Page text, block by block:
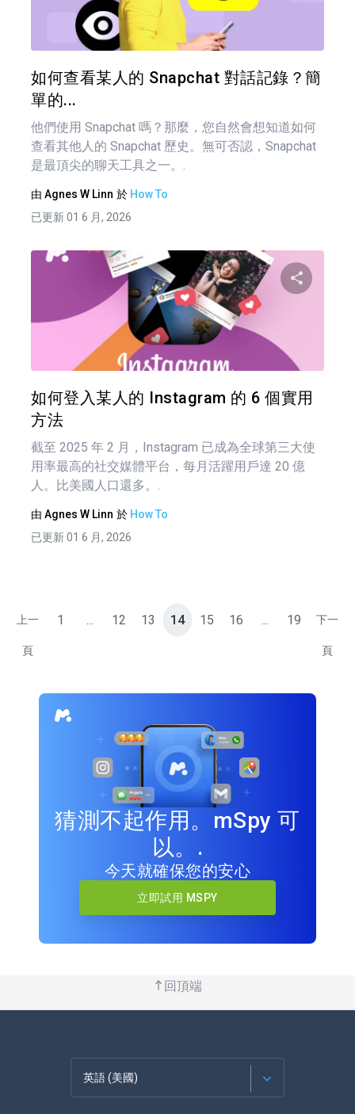
如何查看某人的 Snapchat 對話記錄？簡
單的...
他們使用 Snapchat 嗎？那麼，您自然會想知道如何
查看其他人的 Snapchat 歷史。無可否認，Snapchat
是最頂尖的聊天工具之一。.
由 Agnes W Linn 於 How To
已更新 01 6 月, 2026
如何登入某人的 Instagram 的 6 個實用
方法
截至 2025 年 2 月，Instagram 已成為全球第三大使
用率最高的社交媒體平台，每月活躍用戶達 20 億
人。比美國人口還多。.
由 Agnes W Linn 於 How To
已更新 01 6 月, 2026
上一
頁
1 ... 12 13 14 15 16 ... 19 下一
頁
猜測不起作用。mSpy 可
以。.
今天就確保您的安心
立即試用 MSPY
回頂端
英語 (美國)